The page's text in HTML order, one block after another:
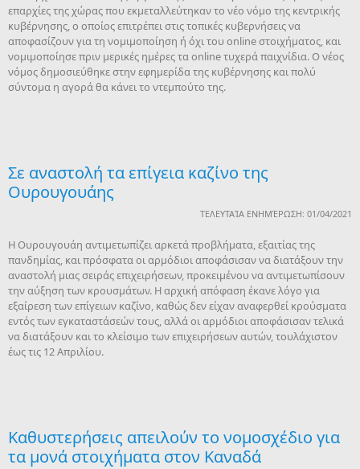
επαρχίες της χώρας που εκμεταλλεύτηκαν το νέο νόμο της κεντρικής
κυβέρνησης, ο οποίος επιτρέπει στις τοπικές κυβερνήσεις να
αποφασίζουν για τη νομιμοποίηση ή όχι του online στοιχήματος, και
νομιμοποίησε πριν μερικές ημέρες τα online τυχερά παιχνίδια. Ο νέος
νόμος δημοσιεύθηκε στην εφημερίδα της κυβέρνησης και πολύ
σύντομα η αγορά θα κάνει το ντεμπούτο της.
Σε αναστολή τα επίγεια καζίνο της
Ουρουγουάης
ΤΕΛΕΥΤΑΊΑ ΕΝΗΜΈΡΩΣΗ: 01/04/2021
Η Ουρουγουάη αντιμετωπίζει αρκετά προβλήματα, εξαιτίας της
πανδημίας, και πρόσφατα οι αρμόδιοι αποφάσισαν να διατάξουν την
αναστολή μιας σειράς επιχειρήσεων, προκειμένου να αντιμετωπίσουν
την αύξηση των κρουσμάτων. Η αρχική απόφαση έκανε λόγο για
εξαίρεση των επίγειων καζίνο, καθώς δεν είχαν αναφερθεί κρούσματα
εντός των εγκαταστάσεών τους, αλλά οι αρμόδιοι αποφάσισαν τελικά
να διατάξουν και το κλείσιμο των επιχειρήσεων αυτών, τουλάχιστον
έως τις 12 Απριλίου.
Καθυστερήσεις απειλούν το νομοσχέδιο για
τα μονά στοιχήματα στον Καναδά